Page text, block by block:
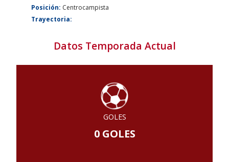
Posición: Centrocampista
Trayectoria:
Datos Temporada Actual
GOLES
0 GOLES